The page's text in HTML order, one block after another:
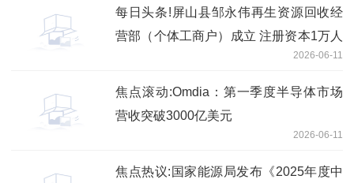
每日头条!屏山县邹永伟再生资源回收经
营部（个体工商户）成立 注册资本1万人
2026-06-11
焦点滚动:Omdia：第一季度半导体市场
营收突破3000亿美元
2026-06-11
焦点热议:国家能源局发布《2025年度中